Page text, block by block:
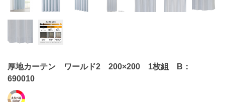
厚地カーテン ワールド2 200×200 1枚組 B：
690010